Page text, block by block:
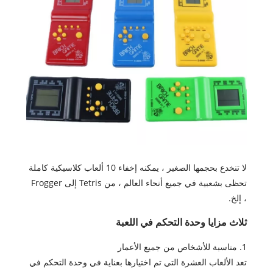
لا تنخدع بحجمها الصغير ، يمكنه إخفاء 10 ألعاب كلاسيكية كاملة
تحظى بشعبية في جميع أنحاء العالم ، من Tetris إلى Frogger
، إلخ.
ثلاث مزايا وحدة التحكم في اللعبة
1. مناسبة للأشخاص من جميع الأعمار
تعد الألعاب العشرة التي تم اختيارها بعناية في وحدة التحكم في